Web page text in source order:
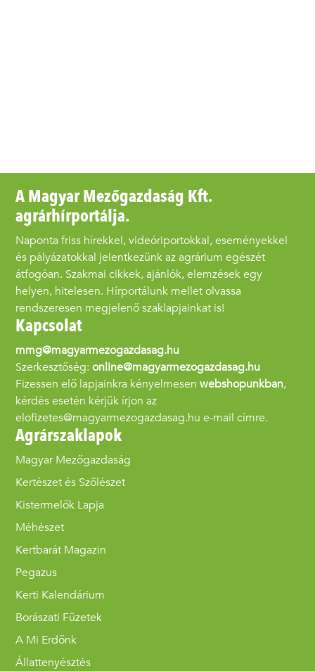
A Magyar Mezőgazdaság Kft.
agrárhírportálja.
Naponta friss hírekkel, videóriportokkal, eseményekkel
és pályázatokkal jelentkezünk az agrárium egészét
átfogóan. Szakmai cikkek, ajánlók, elemzések egy
helyen, hitelesen. Hírportálunk mellet olvassa
rendszeresen megjelenő szaklapjainkat is!
Kapcsolat
mmg@magyarmezogazdasag.hu
Szerkesztőség:online@magyarmezogazdasag.hu
Fizessen elő lapjainkra kényelmesenwebshopunkban,
kérdés esetén kérjük írjon az
elofizetes@magyarmezogazdasag.hu e-mail címre.
Agrárszaklapok
Magyar Mezőgazdaság
Kertészet és Szőlészet
Kistermelők Lapja
Méhészet
Kertbarát Magazin
Pegazus
Kerti Kalendárium
Borászati Füzetek
A Mi Erdőnk
Állattenyésztés